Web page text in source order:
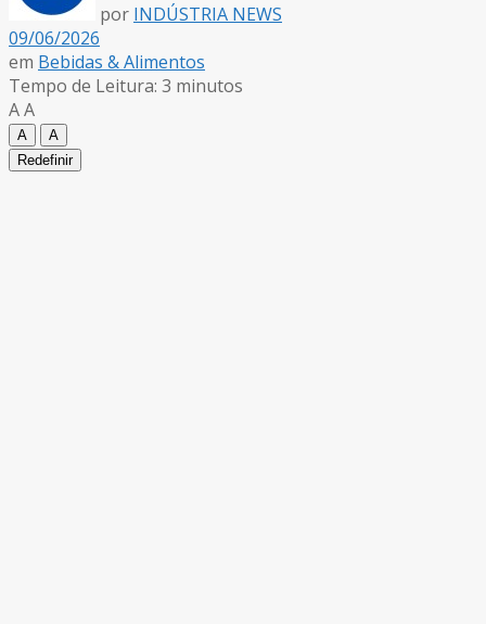
por INDÚSTRIA NEWS
09/06/2026
em Bebidas & Alimentos
Tempo de Leitura: 3 minutos
AA
A
A
Redefinir